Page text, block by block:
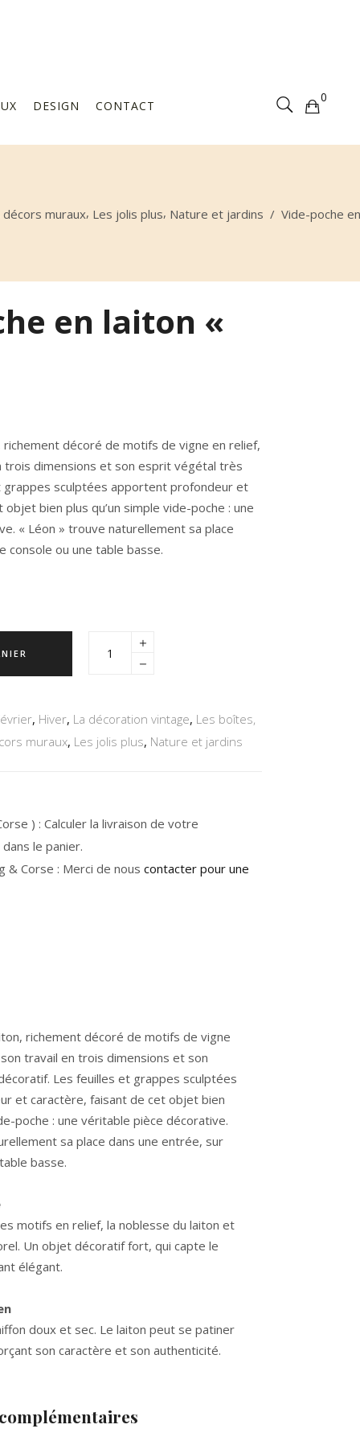
DESIGN CONTACT
0
Votre sélection est vide
décors muraux, Les jolis plus, Nature et jardins / Vide-poche
en laiton «
richement décoré de motifs de vigne en relief,
trois dimensions et son esprit végétal très
grappes sculptées apportent profondeur et
bien plus qu’un simple vide-poche : une
« Léon » trouve naturellement sa place
console ou une table basse.
, Hiver, La décoration vintage, Les boîtes,
muraux, Les jolis plus, Nature et jardins
) : Calculer la livraison de votre
le panier.
& Corse : Merci de nous contacter pour une
richement décoré de motifs de vigne
travail en trois dimensions et son
Les feuilles et grappes sculptées
et caractère, faisant de cet objet bien
poche : une véritable pièce décorative.
sa place dans une entrée, sur
basse.
motifs en relief, la noblesse du laiton et
Un objet décoratif fort, qui capte le
élégant.
doux et sec. Le laiton peut se patiner
son caractère et son authenticité.